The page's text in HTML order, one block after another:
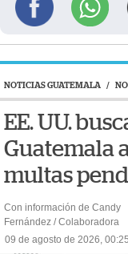
NOTICIAS GUATEMALA /
EE. UU.
Guatemala
multas
Con información de Candy
Fernández / Colaboradora
09 de agosto de 2026, 00:25